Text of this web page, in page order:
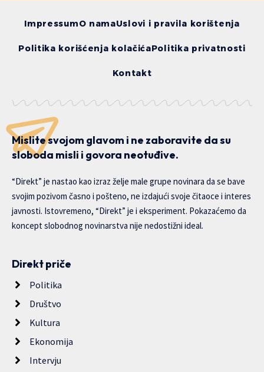
ImpressumO namaUslovi i pravila korištenja
Politika korišćenja kolačićaPolitika privatnosti
Kontakt
Mislite svojom glavom i ne zaboravite da su
sloboda misli i govora neotuđive.
“Direkt” je nastao kao izraz želje male grupe novinara da se bave
svojim pozivom časno i pošteno, ne izdajući svoje čitaoce i interes
javnosti. Istovremeno, “Direkt” je i eksperiment. Pokazaćemo da
koncept slobodnog novinarstva nije nedostižni ideal.
Direkt priče
Politika
Društvo
Kultura
Ekonomija
Intervju